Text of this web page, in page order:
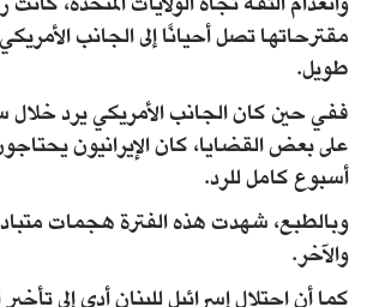
مقترحاتها تصل أحيانًا إلى الجانب
طويل.
ففي حين كان الجانب الأمريكي يرد
على بعض القضايا، كان الإيرانيون
أسبوع كامل للرد.
وبالطبع، شهدت هذه الفترة هجمات
والآخر.